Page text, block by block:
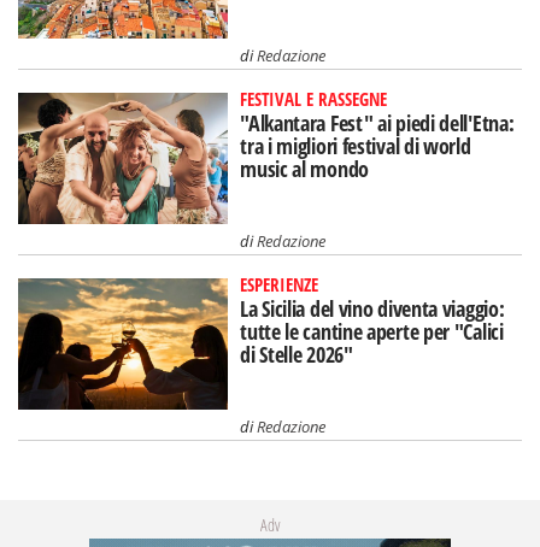
diRedazione
FESTIVAL E RASSEGNE
"Alkantara Fest" ai piedi dell'Etna:
tra i migliori festival di world
music al mondo
diRedazione
ESPERIENZE
La Sicilia del vino diventa viaggio:
tutte le cantine aperte per "Calici
di Stelle 2026"
diRedazione
Adv